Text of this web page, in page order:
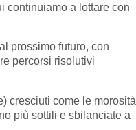
continuiamo a lottare con
prossimo futuro, con
percorsi risolutivi
cresciuti come le morosità
più sottili e sbilanciate a